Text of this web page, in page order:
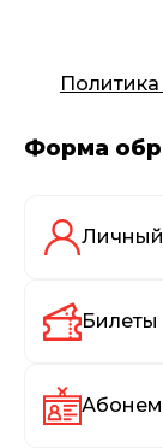
Форма
Личный
Билеты